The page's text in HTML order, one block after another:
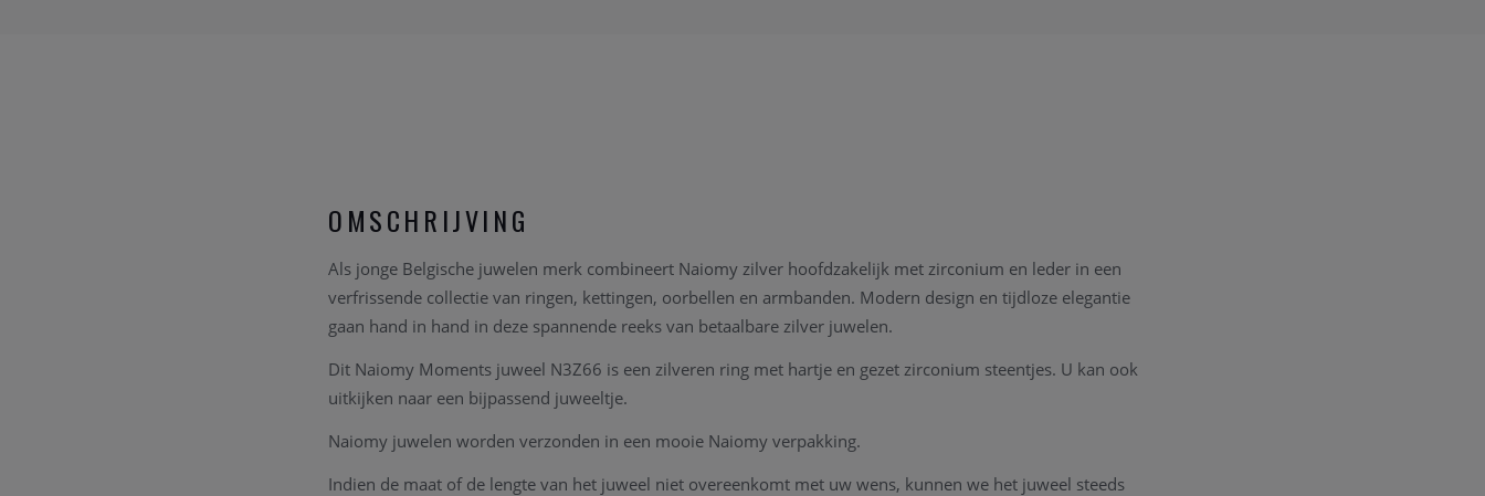
OMSCHRIJVING
Als jonge Belgische juwelen merk combineert Naiomy zilver hoofdzakelijk met zirconium en leder in een
verfrissende collectie van ringen, kettingen, oorbellen en armbanden. Modern design en tijdloze elegantie
gaan hand in hand in deze spannende reeks van betaalbare zilver juwelen.
Dit Naiomy Moments juweel N3Z66 is een zilveren ring met hartje en gezet zirconium steentjes. U kan ook
uitkijken naar een bijpassend juweeltje.
Naiomy juwelen worden verzonden in een mooie Naiomy verpakking.
Indien de maat of de lengte van het juweel niet overeenkomt met uw wens, kunnen we het juweel steeds